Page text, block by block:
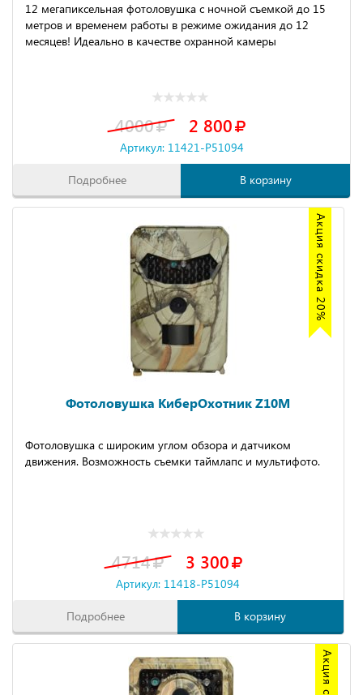
12 мегапиксельная фотоловушка с ночной съемкой до 15
метров и временем работы в режиме ожидания до 12
месяцев! Идеально в качестве охранной камеры
4000 2 800
Артикул: 11421-P51094
Подробнее В корзину
Акция скидка 20%
Фотоловушка КиберОхотник Z10M
Фотоловушка с широким углом обзора и датчиком
движения. Возможность съемки таймлапс и мультифото.
4714 3 300
Артикул: 11418-P51094
Подробнее В корзину